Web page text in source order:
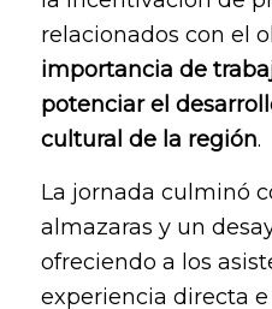
relacionados con el
importancia de
potenciar el
cultural de la región.
La jornada culminó
almazaras y un
ofreciendo a los
experiencia directa